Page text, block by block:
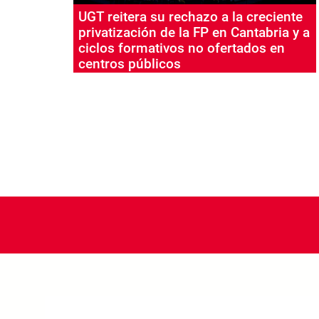
UGT reitera su rechazo a la creciente
privatización de la FP en Cantabria y a
ciclos formativos no ofertados en
centros públicos